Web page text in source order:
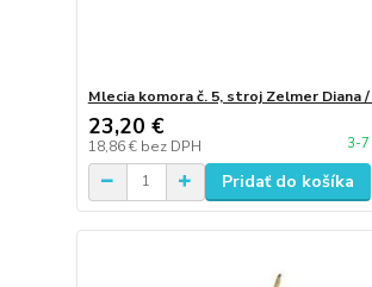
Mlecia komora č. 5, stroj Zelmer Diana
23,20 €
18,86 € bez DPH 3-
Pridať do košíka